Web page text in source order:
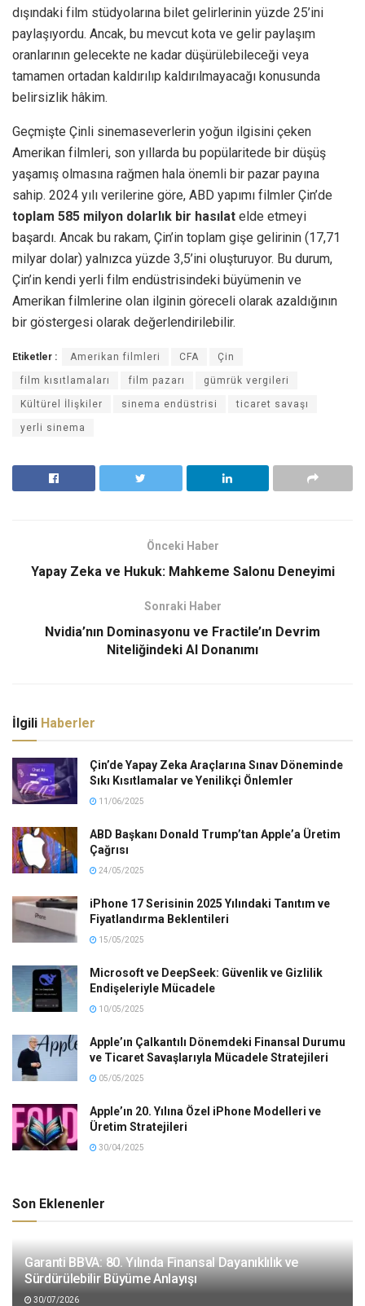
dışındaki film stüdyolarına bilet gelirlerinin yüzde 25’ini
paylaşıyordu. Ancak, bu mevcut kota ve gelir paylaşım
oranlarının gelecekte ne kadar düşürülebileceği veya
tamamen ortadan kaldırılıp kaldırılmayacağı konusunda
belirsizlik hâkim.
Geçmişte Çinli sinemaseverlerin yoğun ilgisini çeken
Amerikan filmleri, son yıllarda bu popülaritede bir düşüş
yaşamış olmasına rağmen hala önemli bir pazar payına
sahip. 2024 yılı verilerine göre, ABD yapımı filmler Çin’de
toplam 585 milyon dolarlık bir hasılat elde etmeyi
başardı. Ancak bu rakam, Çin’in toplam gişe gelirinin (17,71
milyar dolar) yalnızca yüzde 3,5’ini oluşturuyor. Bu durum,
Çin’in kendi yerli film endüstrisindeki büyümenin ve
Amerikan filmlerine olan ilginin göreceli olarak azaldığının
bir göstergesi olarak değerlendirilebilir.
Etiketler : Amerikan filmleri CFA Çin
film kısıtlamaları film pazarı gümrük vergileri
Kültürel İlişkiler sinema endüstrisi ticaret savaşı
yerli sinema
Önceki Haber
Yapay Zeka ve Hukuk: Mahkeme Salonu Deneyimi
Sonraki Haber
Nvidia’nın Dominasyonu ve Fractile’ın Devrim
Niteliğindeki AI Donanımı
İlgili Haberler
Çin’de Yapay Zeka Araçlarına Sınav Döneminde
Sıkı Kısıtlamalar ve Yenilikçi Önlemler
11/06/2025
ABD Başkanı Donald Trump’tan Apple’a Üretim
Çağrısı
24/05/2025
iPhone 17 Serisinin 2025 Yılındaki Tanıtım ve
Fiyatlandırma Beklentileri
15/05/2025
Microsoft ve DeepSeek: Güvenlik ve Gizlilik
Endişeleriyle Mücadele
10/05/2025
Apple’ın Çalkantılı Dönemdeki Finansal Durumu
ve Ticaret Savaşlarıyla Mücadele Stratejileri
05/05/2025
Apple’ın 20. Yılına Özel iPhone Modelleri ve
Üretim Stratejileri
30/04/2025
Son Eklenenler
Garanti BBVA: 80. Yılında Finansal Dayanıklılık ve
Sürdürülebilir Büyüme Anlayışı
30/07/2026